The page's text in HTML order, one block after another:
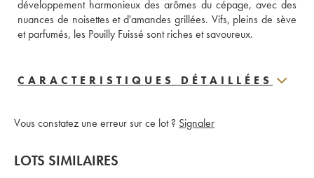
développement harmonieux des arômes du cépage, avec des
nuances de noisettes et d'amandes grillées. Vifs, pleins de sève
et parfumés, les Pouilly Fuissé sont riches et savoureux.
CARACTERISTIQUES DÉTAILLÉES
Vous constatez une erreur sur ce lot ? Signaler
LOTS SIMILAIRES